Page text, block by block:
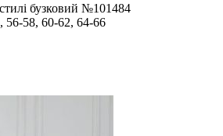
бузковий №101484
56-58, 60-62, 64-66